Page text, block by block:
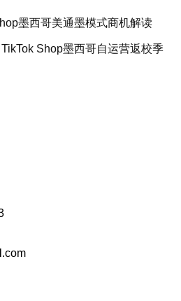
墨西哥美通墨模式商机解读
Shop墨西哥自运营返校季